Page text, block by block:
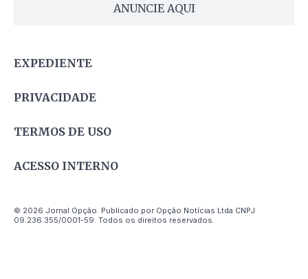
ANUNCIE AQUI
EXPEDIENTE
PRIVACIDADE
TERMOS DE USO
ACESSO INTERNO
© 2026 Jornal Opção. Publicado por Opção Notícias Ltda CNPJ
09.236.355/0001-59. Todos os direitos reservados.